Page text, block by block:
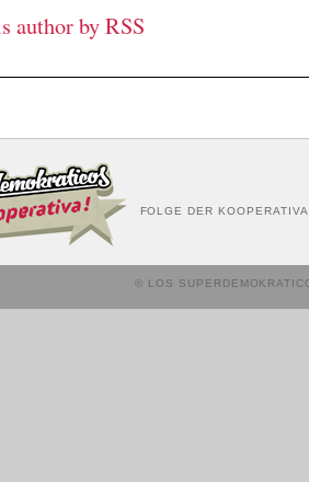
author by RSS
FOLGE DER
© LOS